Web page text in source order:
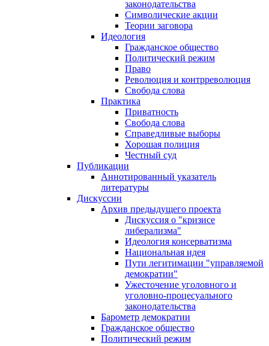
законодательства
Символические акции
Теории заговора
Идеология
Гражданское общество
Политический режим
Право
Революция и контрреволюция
Свобода слова
Практика
Приватность
Свобода слова
Справедливые выборы
Хорошая полиция
Честный суд
Публикации
Аннотированный указатель
литературы
Дискуссии
Архив предыдущего проекта
Дискуссия о "кризисе
либерализма"
Идеология консерватизма
Национальная идея
Пути легитимации "управляемой
демократии"
Ужесточение уголовного и
уголовно-процесуального
законодательства
Барометр демократии
Гражданское общество
Политический режим